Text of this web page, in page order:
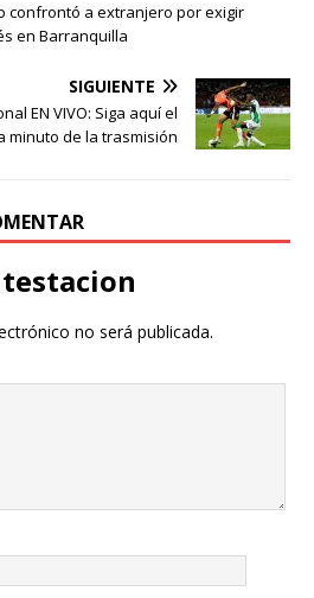
confrontó a extranjero por exigir
en Barranquilla
SIGUIENTE
EN VIVO: Siga aquí el
minuto de la trasmisión
no será publicada.